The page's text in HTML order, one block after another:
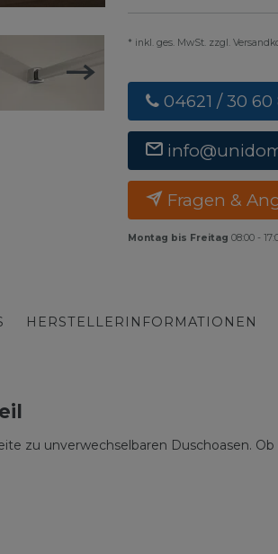
* inkl. ges. MwSt. zzgl.
04621 / 30 60
Fragen &
Montag bis Freitag 08:00 -
HERSTELLERINFORMATIONEN
zu unverwechselbaren Duschoasen.